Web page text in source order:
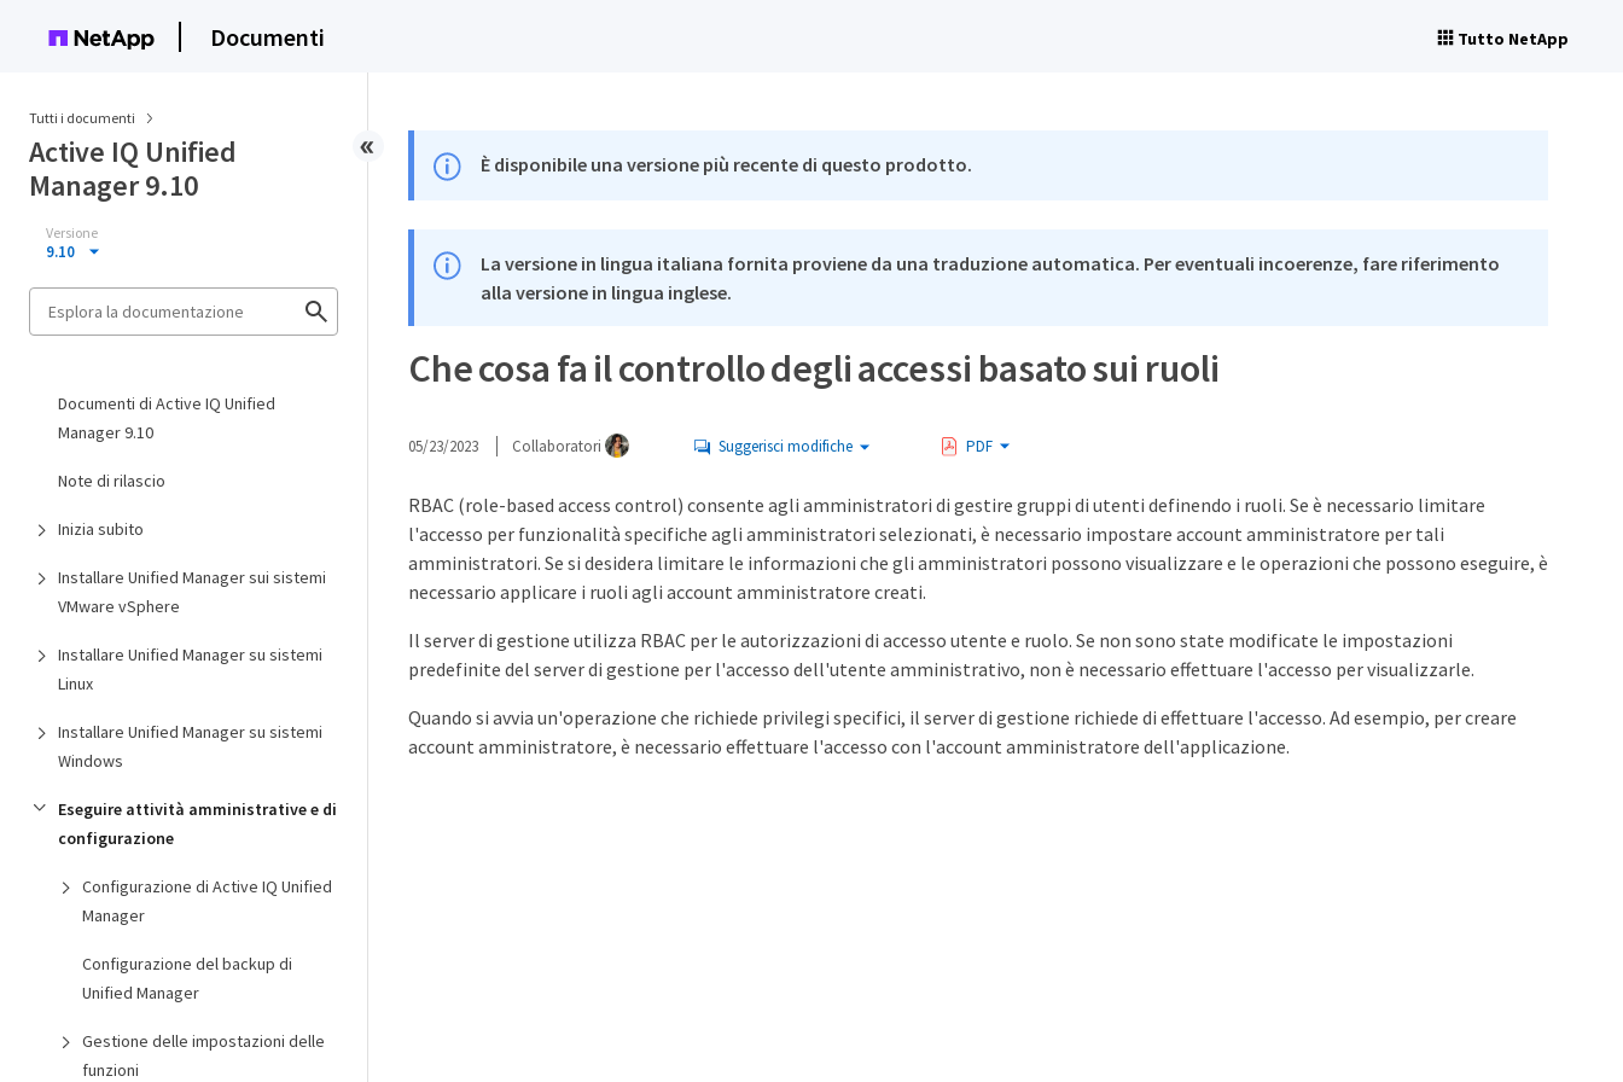
Documenti Tutto NetApp
Tutti i documenti
Active IQ Unified
Manager 9.10
Versione
9.10
Documenti di Active IQ Unified
Manager 9.10
Note di rilascio
Inizia subito
Installare Unified Manager sui sistemi
VMware vSphere
Installare Unified Manager su sistemi
Linux
Installare Unified Manager su sistemi
Windows
Eseguire attività amministrative e di
configurazione
Configurazione di Active IQ Unified
Manager
Configurazione del backup di
Unified Manager
Gestione delle impostazioni delle
funzioni
È disponibile una versione più recente di questo prodotto.
La versione in lingua italiana fornita proviene da una traduzione automatica. Per eventuali incoerenze, fare riferimento
alla versione in lingua inglese.
Che cosa fa il controllo degli accessi basato sui ruoli
05/23/2023 Collaboratori Suggerisci modifiche PDF
RBAC (role-based access control) consente agli amministratori di gestire gruppi di utenti definendo i ruoli. Se è necessario limitare
l'accesso per funzionalità specifiche agli amministratori selezionati, è necessario impostare account amministratore per tali
amministratori. Se si desidera limitare le informazioni che gli amministratori possono visualizzare e le operazioni che possono eseguire, è
necessario applicare i ruoli agli account amministratore creati.
Il server di gestione utilizza RBAC per le autorizzazioni di accesso utente e ruolo. Se non sono state modificate le impostazioni
predefinite del server di gestione per l'accesso dell'utente amministrativo, non è necessario effettuare l'accesso per visualizzarle.
Quando si avvia un'operazione che richiede privilegi specifici, il server di gestione richiede di effettuare l'accesso. Ad esempio, per creare
account amministratore, è necessario effettuare l'accesso con l'account amministratore dell'applicazione.